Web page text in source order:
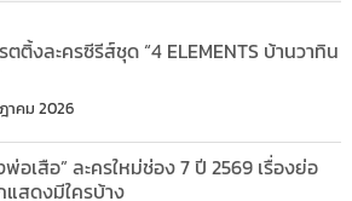
ตติ้งละครซีรีส์ชุด “4 ELEMENTS บ้านวาทิน
าคม 2026
อเสือ” ละครใหม่ช่อง 7 ปี 2569 เรื่องย่อ
แสดงมีใครบ้าง